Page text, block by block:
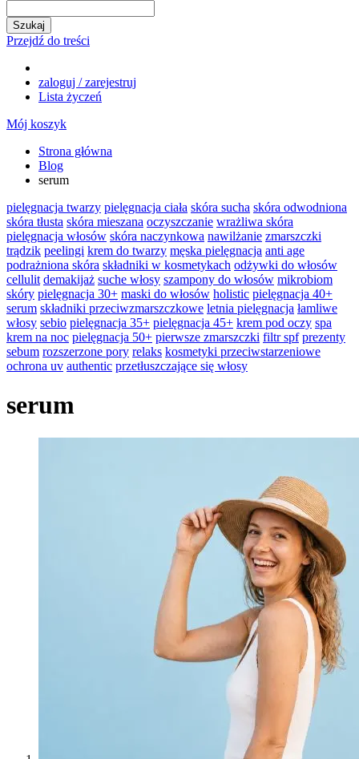
Szukaj
Przejdź do treści
zaloguj / zarejestruj
Lista życzeń
Mój koszyk
Strona główna
Blog
serum
pielęgnacja twarzy pielęgnacja ciała skóra sucha skóra odwodniona
skóra tłusta skóra mieszana oczyszczanie wrażliwa skóra
pielęgnacja włosów skóra naczynkowa nawilżanie zmarszczki
trądzik peelingi krem do twarzy męska pielęgnacja anti age
podrażniona skóra składniki w kosmetykach odżywki do włosów
cellulit demakijaż suche włosy szampony do włosów mikrobiom
skóry pielęgnacja 30+ maski do włosów holistic pielęgnacja 40+
serum składniki przeciwzmarszczkowe letnia pielęgnacja łamliwe
włosy sebio pielęgnacja 35+ pielęgnacja 45+ krem pod oczy spa
krem na noc pielęgnacja 50+ pierwsze zmarszczki filtr spf prezenty
sebum rozszerzone pory relaks kosmetyki przeciwstarzeniowe
ochrona uv authentic przetłuszczające się włosy
serum